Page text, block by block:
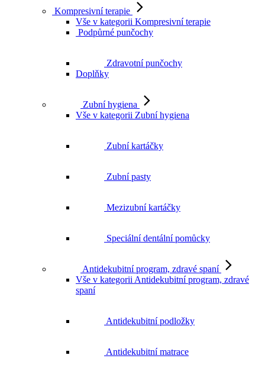
Kompresivní terapie
Vše v kategorii Kompresivní terapie
Podpůrné punčochy
Vše v kategorii Zubní hygiena
Vše v kategorii Antidekubitní program, zdravé
spaní